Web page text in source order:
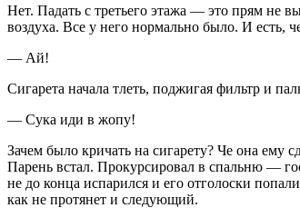
Нет. Падать с третьего этажа — это прям не
воздуха. Все у него нормально было. И есть,
— Ай!
Сигарета начала тлеть, поджигая фильтр и
— Сука иди в жопу!
Зачем было кричать на сигарету? Че она ему
Парень встал. Прокурсировал в спальню —
не до конца испарился и его отголоски
как не протянет и следующий.